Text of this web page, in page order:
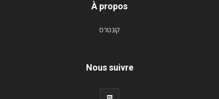
À propos
קונטרס
Nous suivre